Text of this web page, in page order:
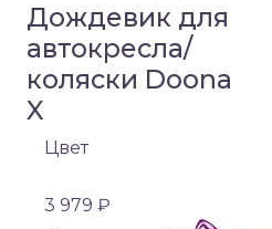
Дождевик для
автокресла/
коляски Doona
X
Цвет
3 979 ₽